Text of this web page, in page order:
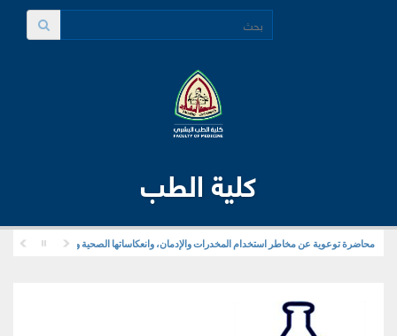
كلية الطب
محاضرة توعوية عن مخاطر استخدام المخدرات والإدمان، وانعكاساتها الصحية والنفسية والاجتماعية